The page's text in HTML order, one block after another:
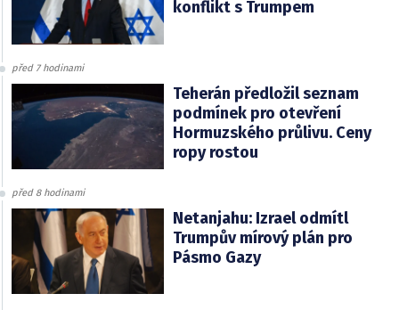
konflikt s Trumpem
před 7 hodinami
Teherán předložil seznam
podmínek pro otevření
Hormuzského průlivu. Ceny
ropy rostou
před 8 hodinami
Netanjahu: Izrael odmítl
Trumpův mírový plán pro
Pásmo Gazy